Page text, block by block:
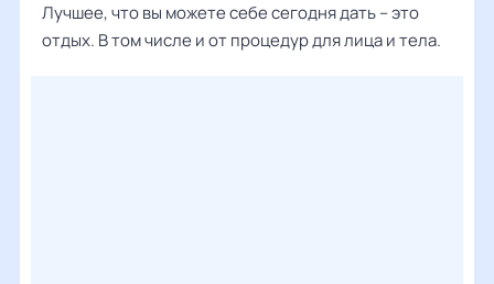
Лучшее, что вы можете себе сегодня дать – это
отдых. В том числе и от процедур для лица и тела.